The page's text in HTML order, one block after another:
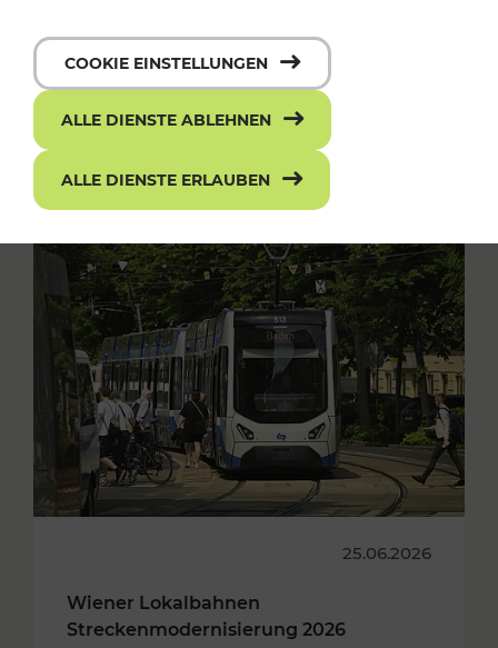
25.06.2026
Wiener Lokalbahnen
Streckenmodernisierung 2026
COOKIE EINSTELLUNGEN
ALLE DIENSTE ABLEHNEN
ALLE DIENSTE ERLAUBEN